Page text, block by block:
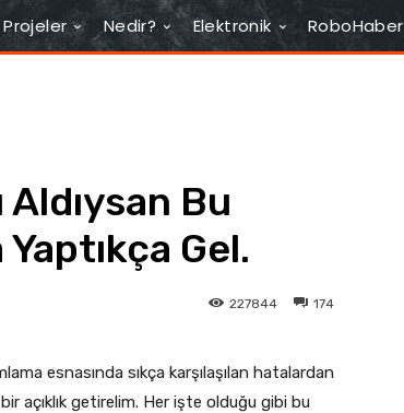
Projeler Nedir? Elektronik RoboHaber
Bu
Gel.
174
227844
esnasında sıkça karşılaşılan hatalardan
açıklık getirelim. Her işte olduğu gibi bu